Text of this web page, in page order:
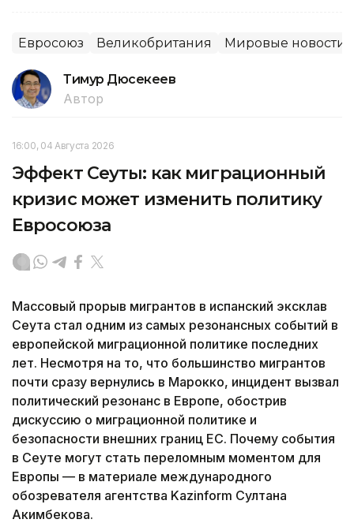
Евросоюз Великобритания Мировые новости
Тимур Дюсекеев
Автор
16:00, 04 Августа 2026
Эффект Сеуты: как миграционный
кризис может изменить политику
Евросоюза
Массовый прорыв мигрантов в испанский эксклав
Сеута стал одним из самых резонансных событий в
европейской миграционной политике последних
лет. Несмотря на то, что большинство мигрантов
почти сразу вернулись в Марокко, инцидент вызвал
политический резонанс в Европе, обострив
дискуссию о миграционной политике и
безопасности внешних границ ЕС. Почему события
в Сеуте могут стать переломным моментом для
Европы — в материале международного
обозревателя агентства Kazinform Султана
Акимбекова.